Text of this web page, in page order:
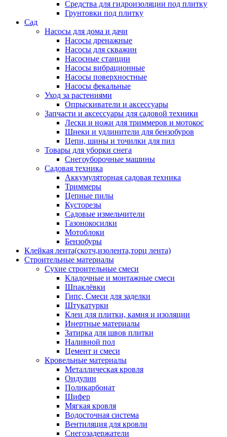
Средства для гидроизоляции под плитку
Грунтовки под плитку
Сад
Насосы для дома и дачи
Насосы дренажные
Насосы для скважин
Насосные станции
Насосы вибрационные
Насосы поверхностные
Насосы фекальные
Уход за растениями
Опрыскиватели и аксессуары
Запчасти и аксессуары для садовой техники
Лески и ножи для триммеров и мотокос
Шнеки и удлинители для бензобуров
Цепи, шины и точилки для пил
Товары для уборки снега
Снегоуборочные машины
Садовая техника
Аккумуляторная садовая техника
Триммеры
Цепные пилы
Кусторезы
Садовые измельчители
Газонокосилки
Мотоблоки
Бензобуры
Клейкая лента(скотч,изолента,торц лента)
Строительные материалы
Сухие строительные смеси
Кладочные и монтажные смеси
Шпаклёвки
Гипс, Смеси для заделки
Штукатурки
Клеи для плитки, камня и изоляции
Инертные материалы
Затирка для швов плитки
Наливной пол
Цемент и смеси
Кровельные материалы
Металлическая кровля
Ондулин
Поликарбонат
Шифер
Мягкая кровля
Водосточная система
Вентиляция для кровли
Снегозадержатели